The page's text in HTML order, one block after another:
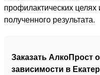
профилактических
полученного результата.
Заказать АлкоПрост
зависимости в